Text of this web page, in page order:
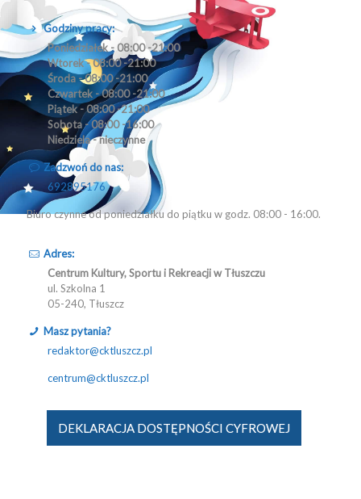
Godziny pracy:
Poniedziałek - 08:00 -21:00
Wtorek - 08:00 -21:00
Środa - 08:00 -21:00
Czwartek - 08:00 -21:00
Piątek - 08:00 -21:00
Sobota - 08:00 -16:00
Niedziela - nieczynne
Zadzwoń do nas:
692895176
Biuro czynne od poniedziałku do piątku w godz. 08:00 - 16:00.
Adres:
Centrum Kultury, Sportu i Rekreacji w Tłuszczu
ul. Szkolna 1
05-240, Tłuszcz
Masz pytania?
redaktor@cktluszcz.pl
centrum@cktluszcz.pl
DEKLARACJA DOSTĘPNOŚCI CYFROWEJ